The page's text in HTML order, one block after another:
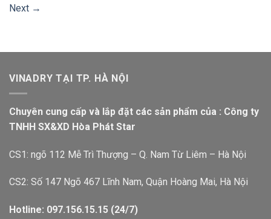
Next →
VINADRY TẠI TP. HÀ NỘI
Chuyên cung cấp và lắp đặt các sản phẩm của : Công ty
TNHH SX&XD Hòa Phát Star
CS1: ngõ 112 Mễ Trì Thượng – Q. Nam Từ Liêm – Hà Nội
CS2: Số 147 Ngõ 467 Lĩnh Nam, Quận Hoàng Mai, Hà Nội
Hotline: 097.156.15.15 (24/7)